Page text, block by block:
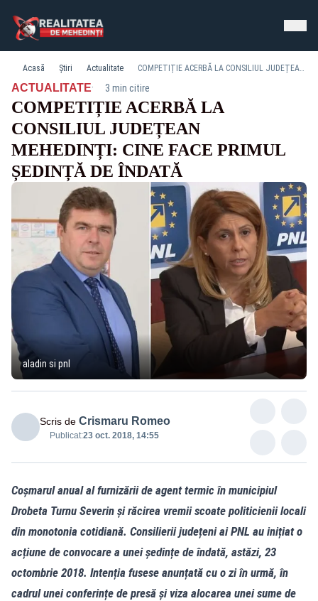
Acasă Știri Actualitate COMPETIȚIE ACERBĂ LA CONSILIUL JUDEȚEAN MEHEDINȚI: CINE FACE PRIMUL ȘEDINȚĂ DE ÎNDATĂ
ACTUALITATE· 3 min citire
COMPETIȚIE ACERBĂ LA
CONSILIUL JUDEȚEAN
MEHEDINȚI: CINE FACE PRIMUL
ȘEDINȚĂ DE ÎNDATĂ
aladin si pnl
Scris de Crismaru Romeo
Publicat:23 oct. 2018, 14:55
Coșmarul anual al furnizării de agent termic în municipiul
Drobeta Turnu Severin și răcirea vremii scoate politicienii locali
din monotonia cotidiană. Consilierii județeni ai PNL au inițiat o
acțiune de convocare a unei ședințe de îndată, astăzi, 23
octombrie 2018. Intenția fusese anunțată cu o zi în urmă, în
cadrul unei conferințe de presă și viza alocarea unei sume de